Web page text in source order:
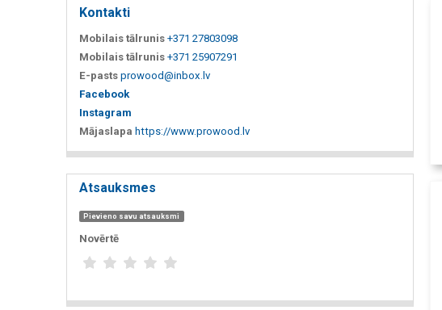
Kontakti
Mobilais tālrunis +371 27803098
Mobilais tālrunis +371 25907291
E-pasts prowood@inbox.lv
Facebook
Instagram
Mājaslapa https://www.prowood.lv
Atsauksmes
Pievieno savu atsauksmi
Novērtē